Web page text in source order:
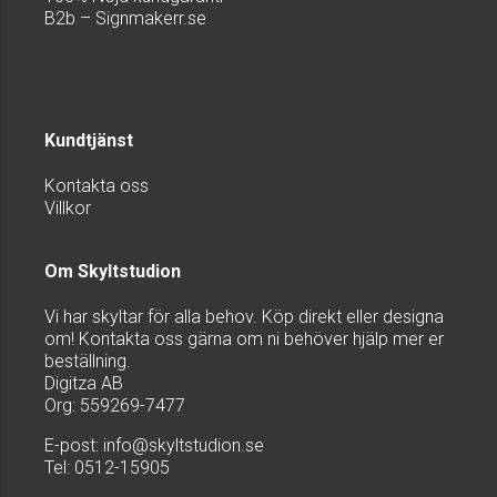
B2b – Signmakerr.se
Kundtjänst
Kontakta oss
Villkor
Om Skyltstudion
Vi har skyltar för alla behov. Köp direkt eller designa
om! Kontakta oss gärna om ni behöver hjälp mer er
beställning.
Digitza AB
Org: 559269-7477
E-post: info@skyltstudion.se
Tel: 0512-15905